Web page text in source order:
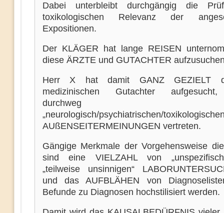
Dabei unterbleibt durchgängig die
toxikologischen Relevanz der
Expositionen.
Der KLÄGER hat lange REISEN
diese ÄRZTE und GUTACHTER
Herr X hat damit GANZ GEZIELT
medizinischen Gutachter
durchweg
„neurologisch/psychiatrischen/
AUßENSEITERMEINUNGEN vertreten.
Gängige Merkmale der Vorgehensweise
sind eine VIELZAHL von
„teilweise unsinnigen“
und das AUFBLÄHEN von
Befunde zu Diagnosen hochstilisiert werden.